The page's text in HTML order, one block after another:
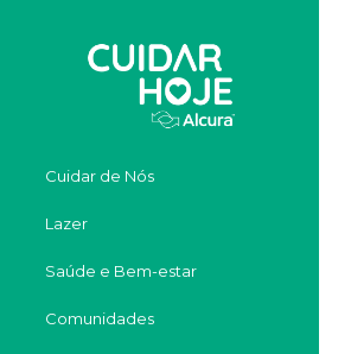
Cuidar de Nós
Lazer
Saúde e Bem-estar
Comunidades